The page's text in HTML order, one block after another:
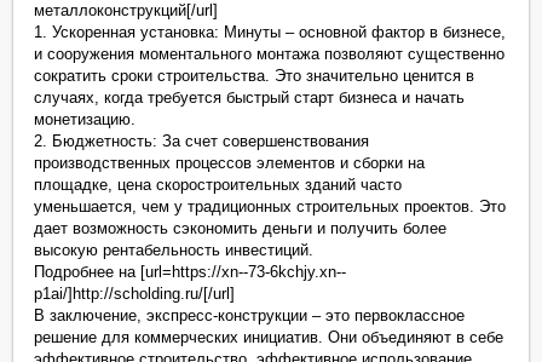
металлоконструкций[/url]
1. Ускоренная установка: Минуты – основной фактор в бизнесе,
и сооружения моментального монтажа позволяют существенно
сократить сроки строительства. Это значительно ценится в
случаях, когда требуется быстрый старт бизнеса и начать
монетизацию.
2. Бюджетность: За счет совершенствования
производственных процессов элементов и сборки на
площадке, цена скоростроительных зданий часто
уменьшается, чем у традиционных строительных проектов. Это
дает возможность сэкономить деньги и получить более
высокую рентабельность инвестиций.
Подробнее на [url=https://xn--73-6kchjy.xn--
p1ai/]http://scholding.ru/[/url]
В заключение, экспресс-конструкции – это первоклассное
решение для коммерческих инициатив. Они объединяют в себе